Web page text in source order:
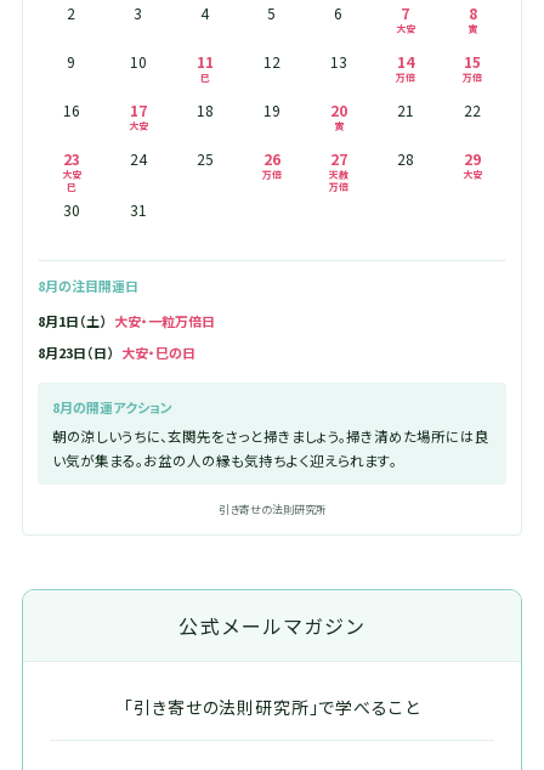
2 3 4 5 6 7
大安
8
寅
9 10 11
巳
12 13 14
万倍
15
万倍
16 17
大安
18 19 20
寅
21 22
23
大安
巳
24 25 26
万倍
27
天赦
万倍
28 29
大安
30 31
8月の注目開運日
8月1日（土） 大安・一粒万倍日
8月23日（日） 大安・巳の日
8月の開運アクション
朝の涼しいうちに、玄関先をさっと掃きましょう。掃き清めた場所には良
い気が集まる。お盆の人の縁も気持ちよく迎えられます。
引き寄せの法則研究所
公式メールマガジン
「引き寄せの法則研究所」で学べること